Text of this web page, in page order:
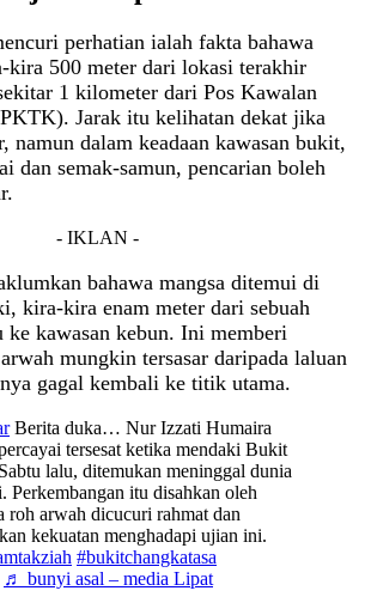
perhatian ialah fakta bahawa
kira 500 meter dari lokasi terakhir
1 kilometer dari Pos Kawalan
Jarak itu kelihatan dekat jika
namun dalam keadaan kawasan bukit,
dan semak-samun, pencarian boleh
- IKLAN -
bahawa mangsa ditemui di
kira-kira enam meter dari sebuah
ke kawasan kebun. Ini memberi
mungkin tersasar daripada laluan
gagal kembali ke titik utama.
Berita duka… Nur Izzati Humaira
tersesat ketika mendaki Bukit
lalu, ditemukan meninggal dunia
Perkembangan itu disahkan oleh
roh arwah dicucuri rahmat dan
kekuatan menghadapi ujian ini.
#bukitchangkatasa
♬ bunyi asal – media Lipat